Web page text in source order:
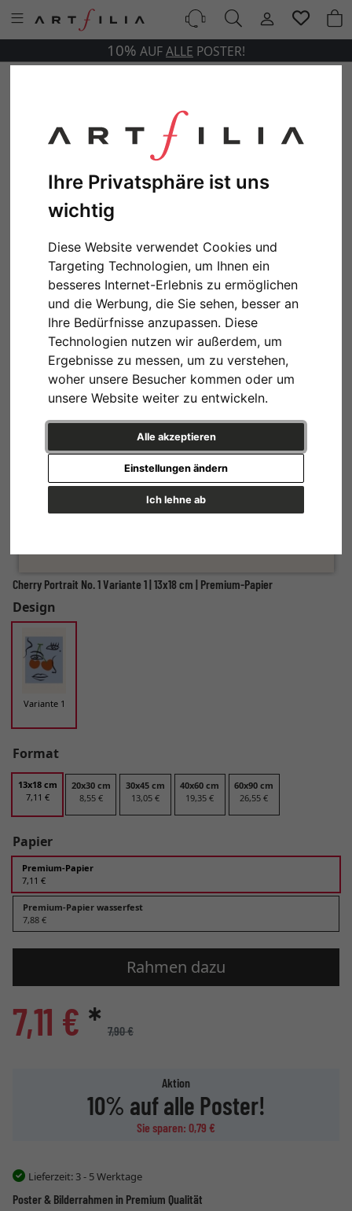
Ihre Privatsphäre ist uns
wichtig
Diese Website verwendet Cookies und
Targeting Technologien, um Ihnen ein
besseres Internet-Erlebnis zu ermöglichen
und die Werbung, die Sie sehen, besser an
Ihre Bedürfnisse anzupassen. Diese
Technologien nutzen wir außerdem, um
Ergebnisse zu messen, um zu verstehen,
woher unsere Besucher kommen oder um
unsere Website weiter zu entwickeln.
Alle akzeptieren
Ich lehne ab
Einstellungen ändern
10% AUFALLE POSTER!
Cherry Portrait No. 1 Variante 1 | 13x18 cm | Premium-Papier
Design
Variante 1
Format
13x18 cm
7,11 €
20x30 cm
8,55 €
30x45 cm
13,05 €
40x60 cm
19,35 €
60x90 cm
26,55 €
Papier
Premium-Papier
7,11 €
Premium-Papier wasserfest
7,88 €
Rahmen dazu
7,11 € * 7,90 €
Aktion
10% auf alle Poster!
Sie sparen: 0,79 €
Lieferzeit: 3 - 5 Werktage
Poster & Bilderrahmen in Premium Qualität